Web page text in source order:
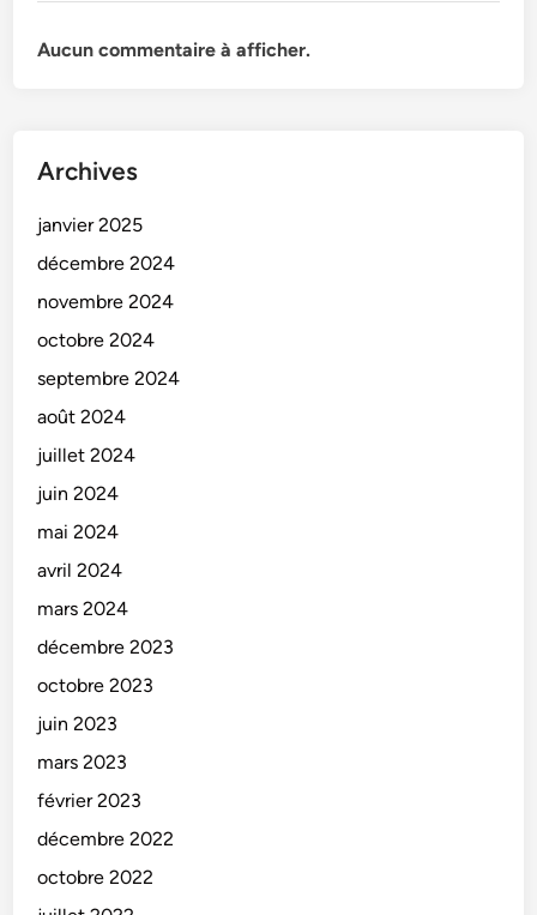
Aucun commentaire à afficher.
Archives
janvier 2025
décembre 2024
novembre 2024
octobre 2024
septembre 2024
août 2024
juillet 2024
juin 2024
mai 2024
avril 2024
mars 2024
décembre 2023
octobre 2023
juin 2023
mars 2023
février 2023
décembre 2022
octobre 2022